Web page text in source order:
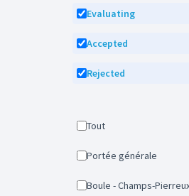
Evaluating
Accepted
Rejected
Tout
Portée générale
Boule - Champs-